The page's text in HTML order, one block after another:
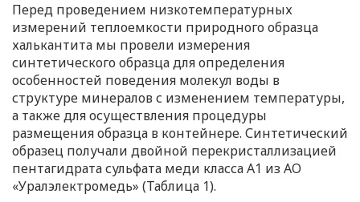
Перед проведением низкотемпературных
измерений теплоемкости природного образца
халькантита мы провели измерения
синтетического образца для определения
особенностей поведения молекул воды в
структуре минералов с изменением температуры,
а также для осуществления процедуры
размещения образца в контейнере. Синтетический
образец получали двойной перекристаллизацией
пентагидрата сульфата меди класса А1 из АО
«Уралэлектромедь» (Таблица 1).